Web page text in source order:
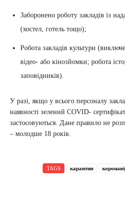
Заборонено роботу закладів із
(хостел, готель тощо);
Робота закладів культури
відео- або кінозйомки; робота
заповідників).
У разі, якщо у всього персоналу
наявності зелений COVID-
застосовуються. Дане правило не
– молодше 18 років.
TAGS карантин